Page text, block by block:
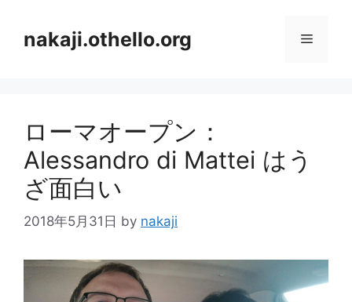
nakaji.othello.org メ
ローマオープン：
Alessandro di Mattei はう
ざ面白い
2018年5月31日 by nakaji